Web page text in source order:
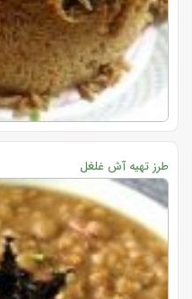
طرز تهیه آش غلغل